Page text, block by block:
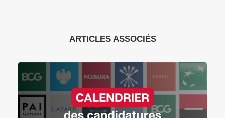
ARTICLES ASSOCIÉS